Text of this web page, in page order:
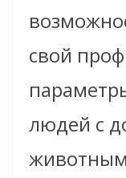
свой
людей с